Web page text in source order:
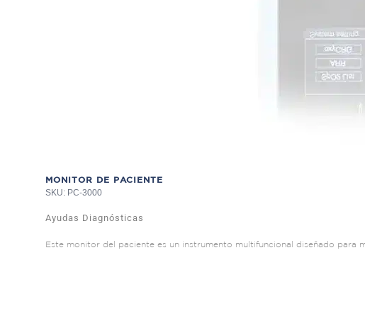
MONITOR DE PACIENTE
SKU: PC-3000
Ayudas Diagnósticas
Este monitor del paciente es un instrumento multifuncional diseñado